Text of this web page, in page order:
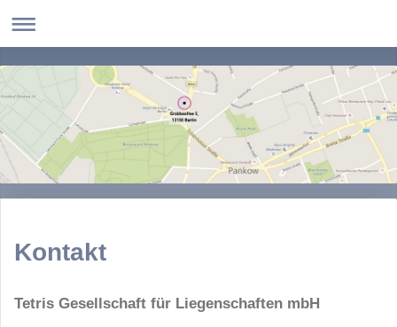
Kontakt
Tetris Gesellschaft für Liegenschaften mbH